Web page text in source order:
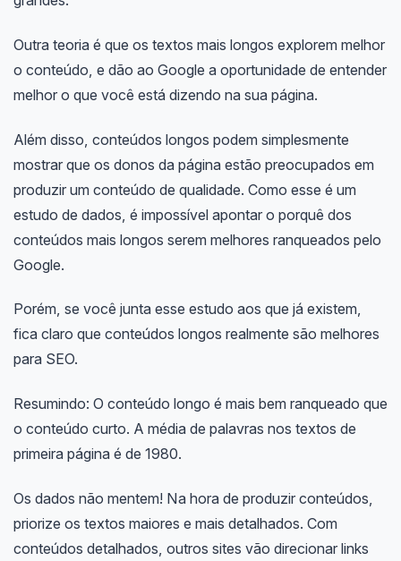
Outra teoria é que os textos mais longos explorem melhor
o conteúdo, e dão ao Google a oportunidade de entender
melhor o que você está dizendo na sua página.
Além disso, conteúdos longos podem simplesmente
mostrar que os donos da página estão preocupados em
produzir um conteúdo de qualidade. Como esse é um
estudo de dados, é impossível apontar o porquê dos
conteúdos mais longos serem melhores ranqueados pelo
Google.
Porém, se você junta esse estudo aos que já existem,
fica claro que conteúdos longos realmente são melhores
para SEO.
Resumindo: O conteúdo longo é mais bem ranqueado que
o conteúdo curto. A média de palavras nos textos de
primeira página é de 1980.
Os dados não mentem! Na hora de produzir conteúdos,
priorize os textos maiores e mais detalhados. Com
conteúdos detalhados, outros sites vão direcionar links